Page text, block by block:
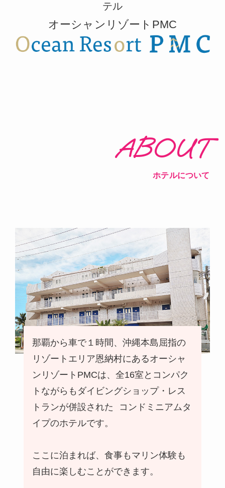
テル
オーシャンリゾートPMC
ABOUT
ホテルについて
那覇から車で１時間、沖縄本島屈指の
リゾートエリア恩納村にあるオーシャ
ンリゾートPMCは、全16室とコンパク
トながらもダイビングショップ・レス
トランが併設された コンドミニアムタ
イプのホテルです。
ここに泊まれば、食事もマリン体験も
自由に楽しむことができます。